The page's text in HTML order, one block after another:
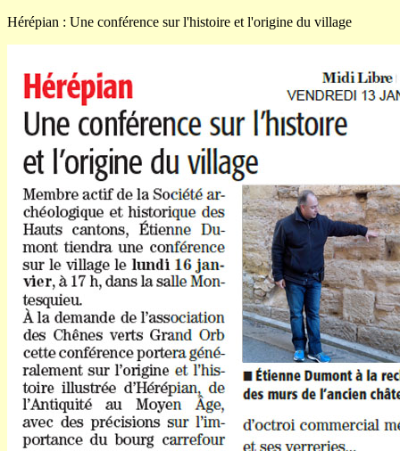
Hérépian : Une conférence sur l'histoire et l'origine du village